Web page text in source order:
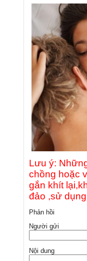
Lưu ý:
chồng hoặc
gắn khít
đảo ,sử
Phản hồi
Người gửi
Nội dung